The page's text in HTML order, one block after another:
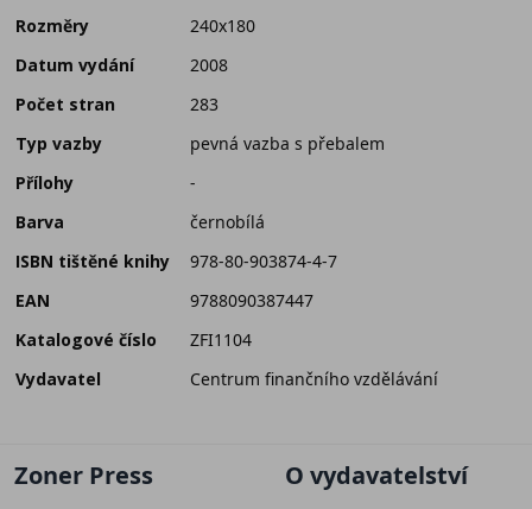
Rozměry
240x180
Datum vydání
2008
Počet stran
283
Typ vazby
pevná vazba s přebalem
Přílohy
-
Barva
černobílá
ISBN tištěné knihy
978-80-903874-4-7
EAN
9788090387447
Katalogové číslo
ZFI1104
Vydavatel
Centrum finančního vzdělávání
Zoner Press O vydavatelství